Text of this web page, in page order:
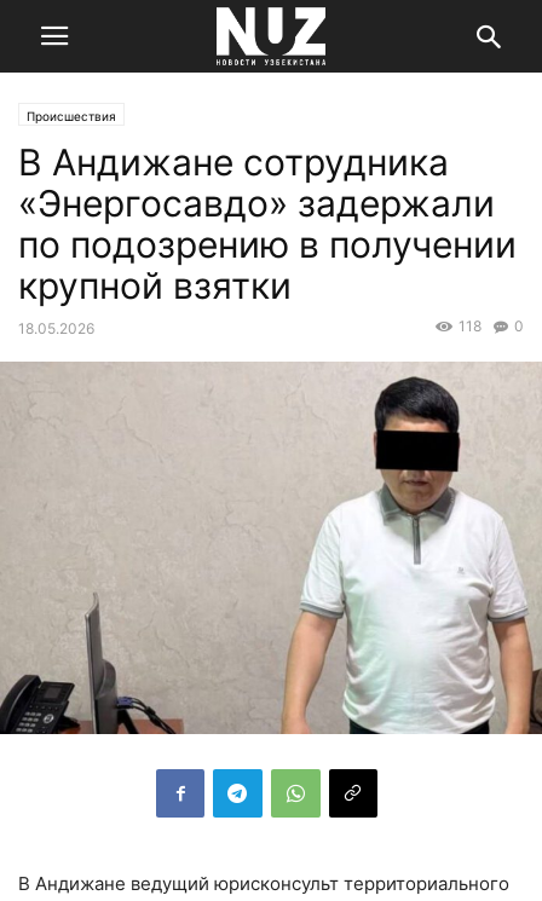
Происшествия
В Андижане сотрудника
«Энергосавдо» задержали
по подозрению в получении
крупной взятки
18.05.2026 0
118
В Андижане ведущий юрисконсульт территориального